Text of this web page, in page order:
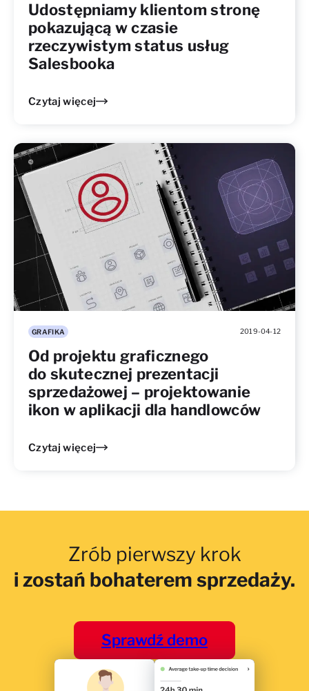
Udostępniamy klientom stronę
pokazującą w czasie
rzeczywistym status usług
Salesbooka
Czytaj więcej
GRAFIKA 2019-04-12
Od projektu graficznego
do skutecznej prezentacji
sprzedażowej – projektowanie
ikon w aplikacji dla handlowców
Czytaj więcej
Zrób pierwszy krok
i zostań bohaterem sprzedaży.
Sprawdź demo